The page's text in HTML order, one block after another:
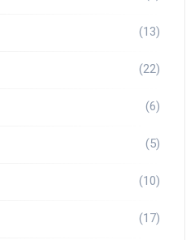
(13)
(22)
(6)
(5)
(10)
(17)